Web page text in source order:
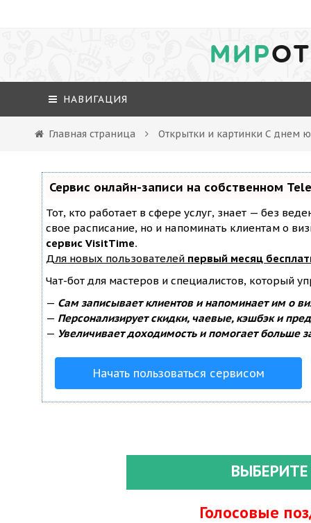
МИР
НАВИГАЦИЯ
Главная страница Открытки и картинки С днем
Сервис онлайн-записи на собственном
Тот, кто работает в сфере услуг, знает — без
свое расписание, но и напоминать клиентам о
сервис VisitTime.
Для новых пользователей первый месяц
Чат-бот для мастеров и специалистов, который
— Сам записывает клиентов и напоминает им о
— Персонализирует скидки, чаевые, кэшбэк и
— Увеличивает доходимость и помогает больше
Начать пользоваться сервисом
Голосовые